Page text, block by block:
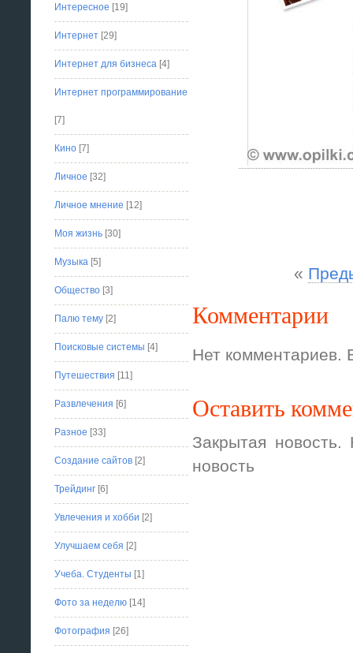
«
Комментарии
Нет
Оставить
Закрытая
новость
Интересное [19]
Интернет [29]
Интернет для бизнеса [4]
Интернет программирование
[7]
Кино [7]
Личное [32]
Личное мнение [12]
Моя жизнь [30]
Музыка [5]
Общество [3]
Палю тему [2]
Поисковые системы [4]
Путешествия [11]
Развлечения [6]
Разное [33]
Создание сайтов [2]
Трейдинг [6]
Увлечения и хобби [2]
Улучшаем себя [2]
Учеба. Студенты [1]
Фото за неделю [14]
Фотография [26]